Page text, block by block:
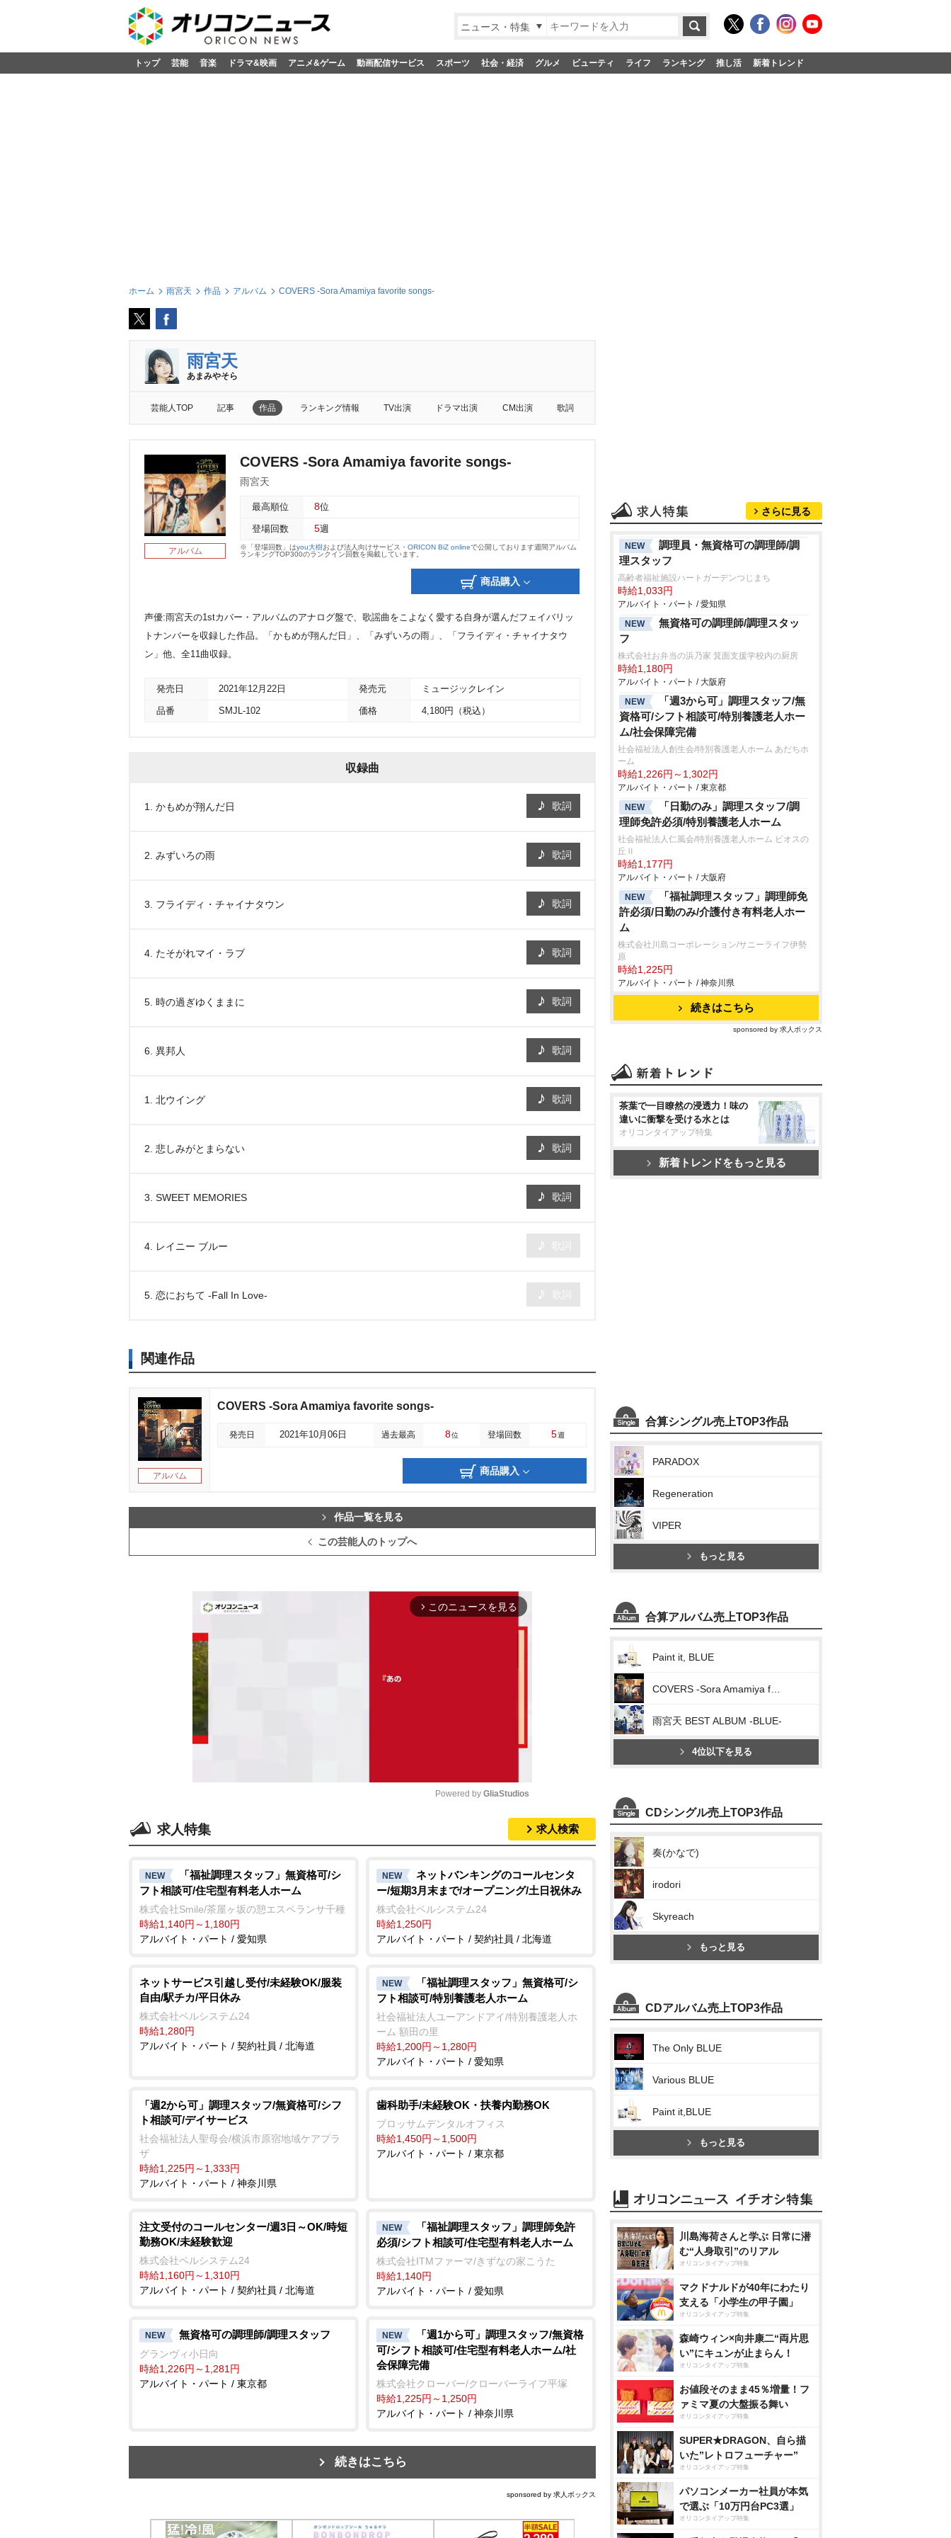
ニュース・特集
トップ 芸能 音楽 ドラマ&映画 アニメ&ゲーム 動画配信サービス スポーツ 社会・経済 グルメ ビューティ ライフ ランキング 推し活 新着トレンド
ホーム 雨宮天 作品 アルバム COVERS -Sora Amamiya favorite songs-
雨宮天
あまみやそら
芸能人TOP 記事 作品 ランキング情報 TV出演 ドラマ出演 CM出演 歌詞
アルバム
COVERS -Sora Amamiya favorite songs-
雨宮天
最高順位 8位
登場回数 5週
※「登場回数」はyou大樹および法人向けサービス・ ORICON BiZ onlineで公開しております週間アルバム
ランキングTOP300のランクイン回数を掲載しています。
商品購入
声優:雨宮天の1stカバー・アルバムのアナログ盤で、歌謡曲をこよなく愛する自身が選んだフェイバリッ
トナンバーを収録した作品。「かもめが翔んだ日」、「みずいろの雨」、「フライディ・チャイナタウ
ン」他、全11曲収録。
発売日 2021年12月22日 発売元 ミュージックレイン
品番 SMJL-102 価格 4,180円（税込）
収録曲
1. かもめが翔んだ日 歌詞
2. みずいろの雨 歌詞
3. フライディ・チャイナタウン 歌詞
4. たそがれマイ・ラブ 歌詞
5. 時の過ぎゆくままに 歌詞
6. 異邦人 歌詞
1. 北ウイング 歌詞
2. 悲しみがとまらない 歌詞
3. SWEET MEMORIES 歌詞
4. レイニー ブルー
5. 恋におちて -Fall In Love-
関連作品
アルバム
COVERS -Sora Amamiya favorite songs-
発売日 2021年10月06日 過去最高 8位 登場回数 5週
商品購入
作品一覧を見る
この芸能人のトップへ
arrow_forward_ios このニュースを見る
t
e
Powered by GliaStudios
求人特集 求人検索
NEW
「福祉調理スタッフ」無資格可/シ
フト相談可/住宅型有料老人ホーム
株式会社Smile/茶屋ヶ坂の憩エスペランサ千種
時給1,140円～1,180円
アルバイト・パート / 愛知県
NEW
ネットバンキングのコールセンタ
ー/短期3月末まで/オープニング/土日祝休み
株式会社ベルシステム24
時給1,250円
アルバイト・パート / 契約社員 / 北海道
ネットサービス引越し受付/未経験OK/服装
自由/駅チカ/平日休み
株式会社ベルシステム24
時給1,280円
アルバイト・パート / 契約社員 / 北海道
NEW
「福祉調理スタッフ」無資格可/シ
フト相談可/特別養護老人ホーム
社会福祉法人ユーアンドアイ/特別養護老人ホ
ーム 額田の里
時給1,200円～1,280円
アルバイト・パート / 愛知県
「週2から可」調理スタッフ/無資格可/シフ
ト相談可/デイサービス
社会福祉法人聖母会/横浜市原宿地域ケアプラ
ザ
時給1,225円～1,333円
アルバイト・パート / 神奈川県
歯科助手/未経験OK・扶養内勤務OK
ブロッサムデンタルオフィス
時給1,450円～1,500円
アルバイト・パート / 東京都
注文受付のコールセンター/週3日～OK/時短
勤務OK/未経験歓迎
株式会社ベルシステム24
時給1,160円～1,310円
アルバイト・パート / 契約社員 / 北海道
NEW
「福祉調理スタッフ」調理師免許
必須/シフト相談可/住宅型有料老人ホーム
株式会社ITMファーマ/きずなの家こうた
時給1,140円
アルバイト・パート / 愛知県
NEW 無資格可の調理師/調理スタッフ
グランヴィ小日向
時給1,226円～1,281円
アルバイト・パート / 東京都
NEW
「週1から可」調理スタッフ/無資格
可/シフト相談可/住宅型有料老人ホーム/社
会保障完備
株式会社クローバー/クローバーライフ平塚
時給1,225円～1,250円
アルバイト・パート / 神奈川県
続きはこちら
sponsored by 求人ボックス
さらに見る
NEW
調理員・無資格可の調理師/調
理スタッフ
高齢者福祉施設ハートガーデンつじまち
時給1,033円
アルバイト・パート / 愛知県
NEW
無資格可の調理師/調理スタッ
フ
株式会社お弁当の浜乃家 箕面支援学校内の厨房
時給1,180円
アルバイト・パート / 大阪府
NEW
「週3から可」調理スタッフ/無
資格可/シフト相談可/特別養護老人ホー
ム/社会保障完備
社会福祉法人創生会/特別養護老人ホーム あだちホ
ーム
時給1,226円～1,302円
アルバイト・パート / 東京都
NEW
「日勤のみ」調理スタッフ/調
理師免許必須/特別養護老人ホーム
社会福祉法人仁風会/特別養護老人ホーム ビオスの
丘Ⅱ
時給1,177円
アルバイト・パート / 大阪府
NEW
「福祉調理スタッフ」調理師免
許必須/日勤のみ/介護付き有料老人ホー
ム
株式会社川島コーポレーション/サニーライフ伊勢
原
時給1,225円
アルバイト・パート / 神奈川県
続きはこちら
sponsored by 求人ボックス
茶葉で一目瞭然の浸透力！味の
違いに衝撃を受ける水とは
オリコンタイアップ特集
新着トレンドをもっと見る
合算シングル売上TOP3作品
PARADOX
Regeneration
VIPER
もっと見る
合算アルバム売上TOP3作品
Paint it, BLUE
雨宮天 BEST ALBUM -BLUE-
4位以下を見る
CDシングル売上TOP3作品
奏(かなで)
irodori
Skyreach
もっと見る
CDアルバム売上TOP3作品
The Only BLUE
Various BLUE
Paint it,BLUE
もっと見る
川島海荷さんと学ぶ 日常に潜
む“人身取引”のリアル
オリコンタイアップ特集
マクドナルドが40年にわたり
支える「小学生の甲子園」
オリコンタイアップ特集
森崎ウィン×向井康二“両片思
い”にキュンが止まらん！
オリコンタイアップ特集
お値段そのまま45％増量！フ
ァミマ夏の大盤振る舞い
オリコンタイアップ特集
SUPER★DRAGON、自ら描
いた”レトロフューチャー”
オリコンタイアップ特集
パソコンメーカー社員が本気
で選ぶ「10万円台PC3選」
オリコンタイアップ特集